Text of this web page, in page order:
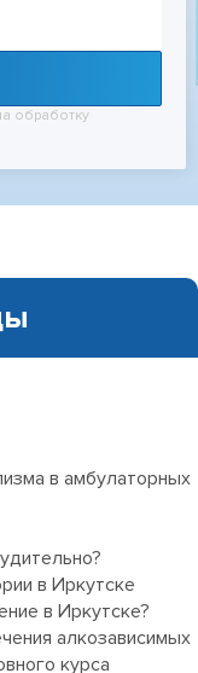
обработку
в амбулаторных
в Иркутске
в Иркутске?
алкозависимых
курса